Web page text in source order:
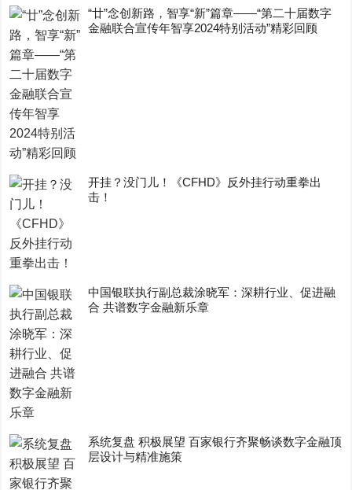
“廿”念创新路，智享“新”篇章——“第二十届数字
金融联合宣传年智享2024特别活动”精彩回顾
开挂？没门儿！《CFHD》反外挂行动重拳出
击！
中国银联执行副总裁涂晓军：深耕行业、促进融
合 共谱数字金融新乐章
系统复盘 积极展望 百家银行齐聚畅谈数字金融顶
层设计与精准施策